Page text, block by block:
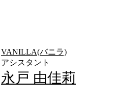
VANILLA(バニラ)
アシスタント
永戸 由佳莉